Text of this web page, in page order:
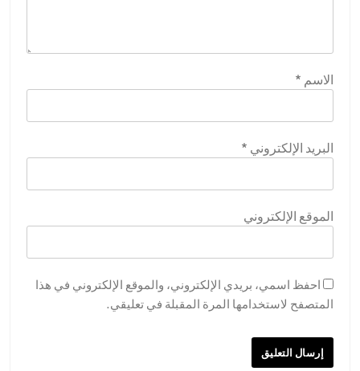
الاسم *
البريد الإلكتروني *
الموقع الإلكتروني
احفظ اسمي، بريدي الإلكتروني، والموقع الإلكتروني في هذا
المتصفح لاستخدامها المرة المقبلة في تعليقي.